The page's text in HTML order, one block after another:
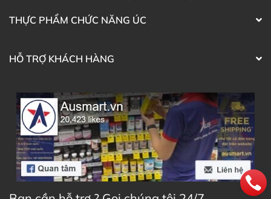
THỰC PHẨM CHỨC NĂNG ÚC
HỖ TRỢ KHÁCH HÀNG